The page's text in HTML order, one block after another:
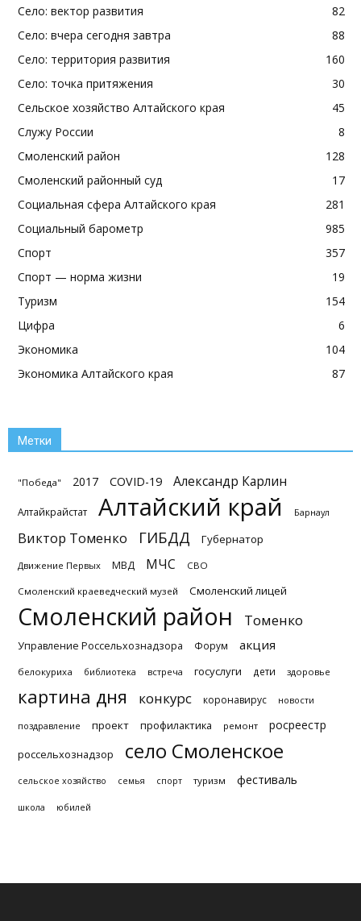
Село: вектор развития
82
Село: вчера сегодня завтра
88
Село: территория развития
160
Село: точка притяжения
30
Сельское хозяйство Алтайского края
45
Служу России
8
Смоленский район
128
Смоленский районный суд
17
Социальная сфера Алтайского края
281
Социальный барометр
985
Спорт
357
Спорт — норма жизни
19
Туризм
154
Цифра
6
Экономика
104
Экономика Алтайского края
87
Метки
"Победа" 2017 COVID-19 Александр Карлин
Алтайкрайстат Алтайский край Барнаул
Виктор Томенко ГИБДД Губернатор
Движение Первых МВД МЧС СВО
Смоленский краеведческий музей Смоленский лицей
Смоленский район Томенко
Управление Россельхознадзора Форум акция
белокуриха библиотека встреча госуслуги дети здоровье
картина дня конкурс коронавирус новости
поздравление проект профилактика ремонт росреестр
россельхознадзор село Смоленское
сельское хозяйство семья спорт туризм фестиваль
школа юбилей